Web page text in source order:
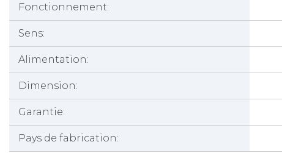
Fonctionnement:
Sens:
Alimentation:
Dimension:
Garantie:
Pays de fabrication: